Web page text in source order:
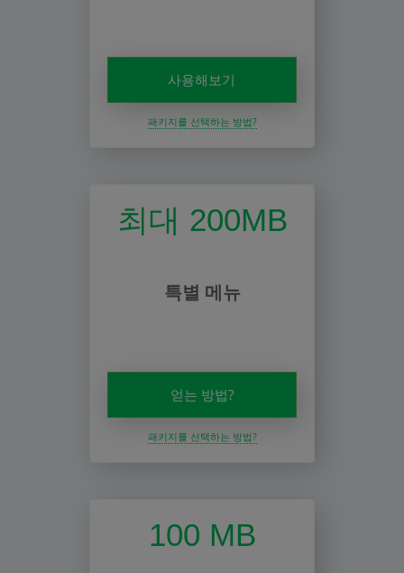
사용해보기
패키지를 선택하는 방법?
최대 200MB
특별 메뉴
얻는 방법?
패키지를 선택하는 방법?
100 MB